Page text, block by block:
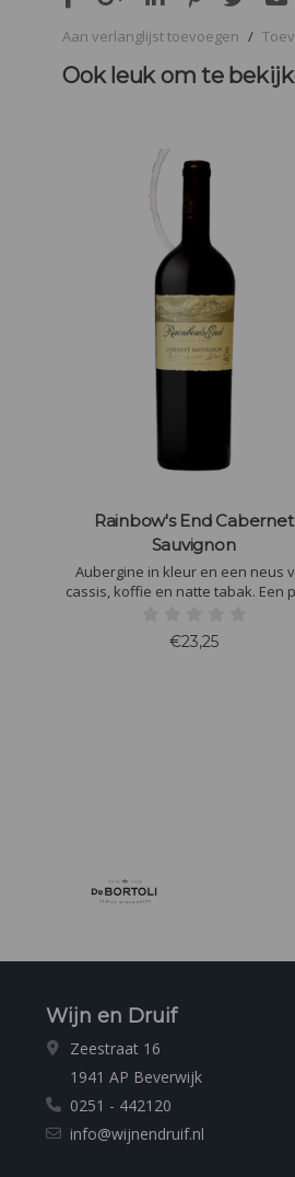
Aan verlanglijst toevoegen /
Ook leuk om te
Rainbow's End Cabernet
Sauvignon
Aubergine in kleur en een neus
cassis, koffie en natte tabak. Een
donkere chocolade en dadels en
aanhoudende afdronk.
€23,25
Wijn en Druif
Zeestraat 16
1941 AP Beverwijk
0251 - 442120
info@wijnendruif.nl